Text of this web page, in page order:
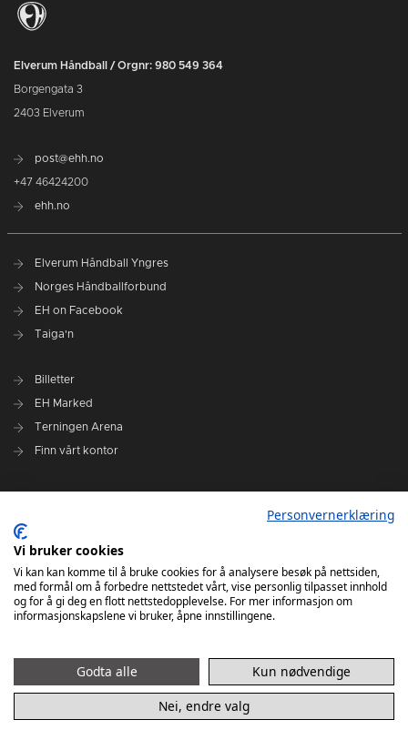
Elverum Håndball / Orgnr: 980 549 364
Borgengata 3
2403 Elverum
post@ehh.no
+47 46424200
ehh.no
Elverum Håndball Yngres
Norges Håndballforbund
EH on Facebook
Taiga'n
Billetter
EH Marked
Terningen Arena
Finn vårt kontor
Administrasjonen i Elverum Håndball
Styre og utvalg
VARSLINGSRUTINER FOR ELVERUM HÅNDBALL
Personvernerklæring
Vi bruker cookies
Vi kan kan komme til å bruke cookies for å analysere besøk på nettsiden,
med formål om å forbedre nettstedet vårt, vise personlig tilpasset innhold
og for å gi deg en flott nettstedopplevelse. For mer informasjon om
informasjonskapslene vi bruker, åpne innstillingene.
Godta alle
Kun nødvendige
Nei, endre valg